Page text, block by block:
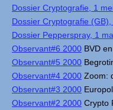
Dossier Cryptografie, 1
Dossier Cryptografie
Dossier Pepperspray, 1
Observant#6 2000 BVD
Observant#5 2000
Observant#4 2000 Zoom:
Observant#3 2000 Europol
Observant#2 2000 Crypto